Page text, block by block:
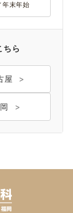
末年始
ちら
屋